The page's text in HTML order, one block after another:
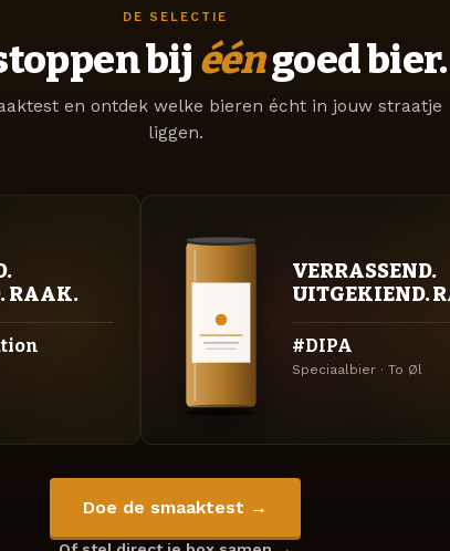
DE SELECTIE
bij ééngoed bier.
en ontdek welke bieren écht in jouw straatje
liggen.
RAAK.
VERRASSEND.
UITGEKIEND.
#DIPA
Speciaalbier · To Øl
Doe de smaaktest →